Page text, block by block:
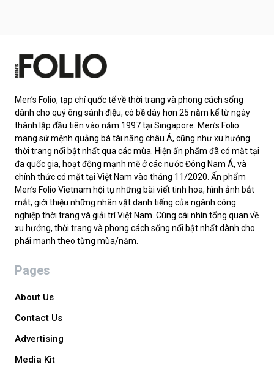
Men’s Folio, tạp chí quốc tế về thời trang và phong cách sống
dành cho quý ông sành điệu, có bề dày hơn 25 năm kể từ ngày
thành lập đầu tiên vào năm 1997 tại Singapore. Men’s Folio
mang sứ mệnh quảng bá tài năng châu Á, cũng như xu hướng
thời trang nổi bật nhất qua các mùa. Hiện ấn phẩm đã có mặt tại
đa quốc gia, hoạt động mạnh mẽ ở các nước Đông Nam Á, và
chính thức có mặt tại Việt Nam vào tháng 11/2020. Ấn phẩm
Men’s Folio Vietnam hội tụ những bài viết tinh hoa, hình ảnh bắt
mắt, giới thiệu những nhân vật danh tiếng của ngành công
nghiệp thời trang và giải trí Việt Nam. Cùng cái nhìn tổng quan về
xu hướng, thời trang và phong cách sống nổi bật nhất dành cho
phái mạnh theo từng mùa/năm.
Pages
About Us
Contact Us
Advertising
Media Kit